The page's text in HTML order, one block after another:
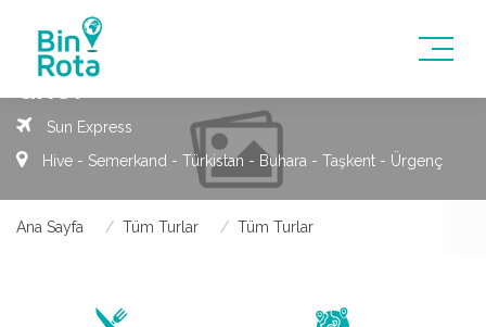
20 - 29 TEMMUZ İZMIR DIREKT
ÖZBEKISTAN - KAZAKISTAN KAPALI
GRUP
Sun Express
Hive - Semerkand - Türkistan - Buhara - Taşkent - Ürgenç
Ana Sayfa Tüm Turlar Tüm Turlar